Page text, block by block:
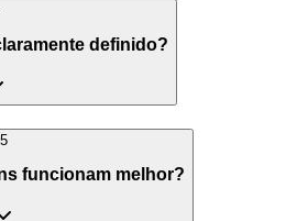
definido?
5
funcionam melhor?